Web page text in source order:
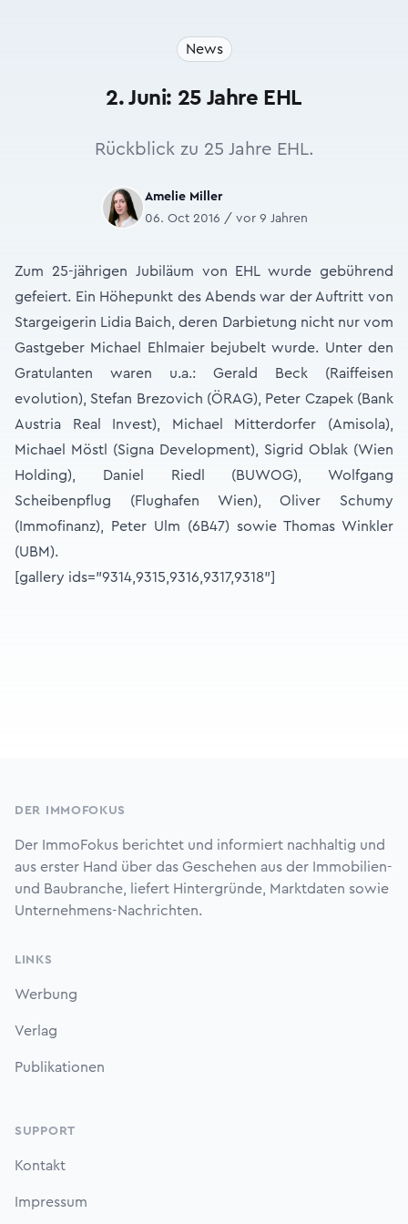
News
2. Juni: 25 Jahre EHL
Rückblick zu 25 Jahre EHL.
Amelie Miller
06. Oct 2016 / vor 9 Jahren
Zum 25-jährigen Jubiläum von EHL wurde gebührend
gefeiert. Ein Höhepunkt des Abends war der Auftritt von
Stargeigerin Lidia Baich, deren Darbietung nicht nur vom
Gastgeber Michael Ehlmaier bejubelt wurde. Unter den
Gratulanten waren u.a.: Gerald Beck (Raiffeisen
evolution), Stefan Brezovich (ÖRAG), Peter Czapek (Bank
Austria Real Invest), Michael Mitterdorfer (Amisola),
Michael Möstl (Signa Development), Sigrid Oblak (Wien
Holding), Daniel Riedl (BUWOG), Wolfgang
Scheibenpflug (Flughafen Wien), Oliver Schumy
(Immofinanz), Peter Ulm (6B47) sowie Thomas Winkler
(UBM).
[gallery ids="9314,9315,9316,9317,9318"]
DER IMMOFOKUS
Der ImmoFokus berichtet und informiert nachhaltig und
aus erster Hand über das Geschehen aus der Immobilien-
und Baubranche, liefert Hintergründe, Marktdaten sowie
Unternehmens-Nachrichten.
LINKS
Werbung
Verlag
Publikationen
SUPPORT
Kontakt
Impressum